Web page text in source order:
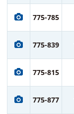
775-785
775-839
775-815
775-877